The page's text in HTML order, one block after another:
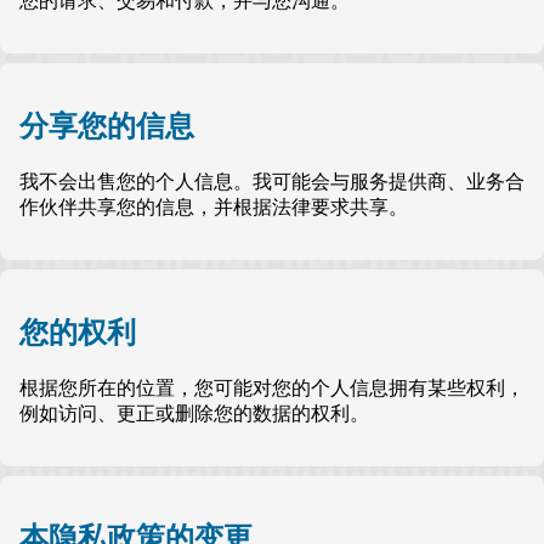
分享您的信息
我不会出售您的个人信息。我可能会与服务提供商、业务合
作伙伴共享您的信息，并根据法律要求共享。
您的权利
根据您所在的位置，您可能对您的个人信息拥有某些权利，
例如访问、更正或删除您的数据的权利。